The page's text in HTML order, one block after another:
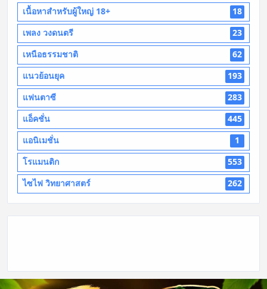
เนื้อหาสำหรับผู้ใหญ่ 18+
18
เพลง วงดนตรี
23
เหนือธรรมชาติ
62
แนวย้อนยุค
193
แฟนตาซี
283
แอ็คชั่น
445
แอนิเมชั่น
1
โรแมนติก
553
ไซไฟ วิทยาศาสตร์
262